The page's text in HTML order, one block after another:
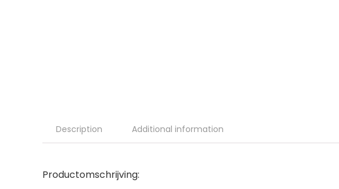
Description Additional information
Productomschrijving: